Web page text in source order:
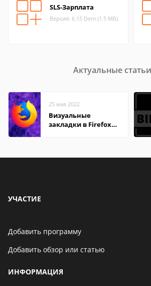
SLS-Зарплата
Версия: 6.15 Dem (1.5 МБ)
Актуальные статьи
25 мая 2022
Визуальные
закладки в Firefox
УЧАСТИЕ
Добавить программу
Добавить обзор или статью
ИНФОРМАЦИЯ